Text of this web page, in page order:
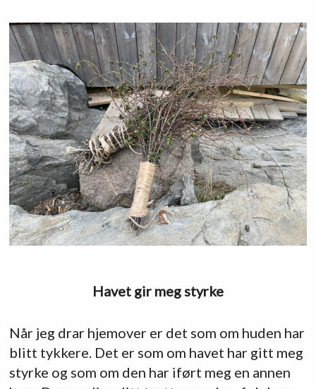
Havet gir meg styrke
Når jeg drar hjemover er det som om huden har
blitt tykkere. Det er som om havet har gitt meg
styrke og som om den har iført meg en annen